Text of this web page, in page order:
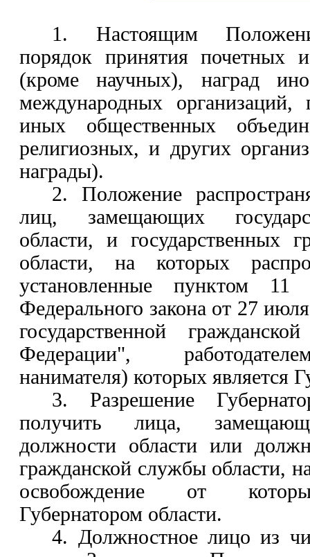
1. Настоящим
порядок принятия почетных
(кроме научных), наград
международных организаций,
иных общественных
религиозных, и других
награды).
2. Положение
лиц, замещающих
области, и государственных
области, на которых
установленные пунктом
Федерального закона от 27
государственной
Федерации",
нанимателя) которых является
3. Разрешение
получить лица,
должности области или
гражданской службы области,
освобождение от
Губернатором области.
4. Должностное лицо из